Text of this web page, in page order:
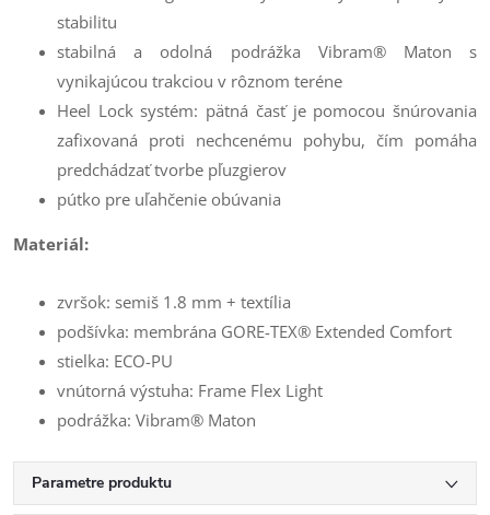
stabilitu
stabilná a odolná podrážka Vibram® Maton s
vynikajúcou trakciou v rôznom teréne
Heel Lock systém: pätná časť je pomocou šnúrovania
zafixovaná proti nechcenému pohybu, čím pomáha
predchádzať tvorbe pľuzgierov
pútko pre uľahčenie obúvania
Materiál:
zvršok: semiš 1.8 mm + textília
podšívka: membrána GORE-TEX® Extended Comfort
stielka: ECO-PU
vnútorná výstuha: Frame Flex Light
podrážka: Vibram® Maton
Parametre produktu